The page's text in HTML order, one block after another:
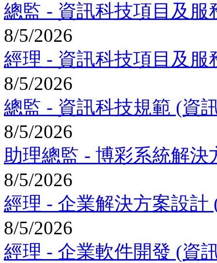
總監 - 資訊科技項目及服
8/5/2026
經理 - 資訊科技項目及服
8/5/2026
總監 - 資訊科技規範 (資
8/5/2026
助理總監 - 博彩系統解決
8/5/2026
經理 - 企業解決方案設計
8/5/2026
經理 - 企業軟件開發 (資